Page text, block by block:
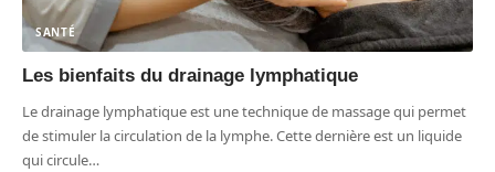
SANTÉ
Les bienfaits du drainage lymphatique
Le drainage lymphatique est une technique de massage qui permet
de stimuler la circulation de la lymphe. Cette dernière est un liquide
qui circule…